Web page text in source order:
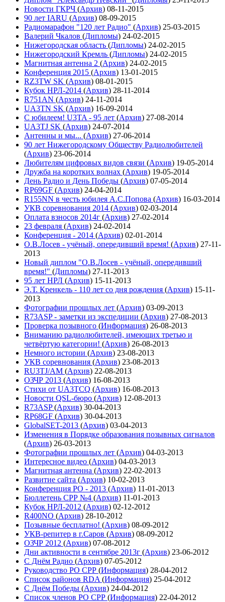
Новости ГКРЧ (Архив) 08-11-2015
90 лет IARU (Архив) 08-09-2015
Радиомарафон "120 лет Радио" (Архив) 25-03-2015
Валерий Чкалов (Дипломы) 24-02-2015
Нижегородская область (Дипломы) 24-02-2015
Нижегородский Кремль (Дипломы) 24-02-2015
Магнитная антенна 2 (Архив) 24-02-2015
Конференция 2015 (Архив) 13-01-2015
RZ3TW SK (Архив) 08-01-2015
Кубок НРЛ-2014 (Архив) 28-11-2014
R751AN (Архив) 24-11-2014
UA3TN SK (Архив) 16-09-2014
С юбилеем! U3TA - 95 лет (Архив) 27-08-2014
UA3TJ SK (Архив) 24-07-2014
Антенны и мы... (Архив) 27-06-2014
90 лет Нижегородскому Обществу Радиолюбителей
(Архив) 23-06-2014
Любителям цифровых видов связи (Архив) 19-05-2014
Дружба на коротких волнах (Архив) 19-05-2014
День Радио и День Победы (Архив) 07-05-2014
RP69GF (Архив) 24-04-2014
R155NN в честь юбилея А.С.Попова (Архив) 16-03-2014
УКВ соревнования 2014 (Архив) 02-03-2014
Оплата взносов 2014г (Архив) 27-02-2014
23 февраля (Архив) 24-02-2014
Конференция - 2014 (Архив) 02-01-2014
О.В.Лосев - учёный, опередивший время! (Архив) 27-11-
2013
Новый диплом "О.В.Лосев - учёный, опередивший
время!" (Дипломы) 27-11-2013
95 лет НРЛ (Архив) 15-11-2013
Э.Т. Кренкель - 110 лет со дня рождения (Архив) 15-11-
2013
Фотографии прошлых лет (Архив) 03-09-2013
R73ASP - заметки из экспедиции (Архив) 27-08-2013
Проверка позывного (Информация) 26-08-2013
Вниманию радиолюбителей, имеющих третью и
четвёртую категории! (Архив) 26-08-2013
Немного истории (Архив) 23-08-2013
УКВ соревнования (Архив) 23-08-2013
RU3TJ/AM (Архив) 22-08-2013
ОЗЧР 2013 (Архив) 16-08-2013
Стихи от UA3TCQ (Архив) 16-08-2013
Новости QSL-бюро (Архив) 12-08-2013
R73ASP(Архив) 30-04-2013
RP68GF (Архив) 30-04-2013
GlobalSET-2013 (Архив) 03-04-2013
Изменения в Порядке образования позывных сигналов
(Архив) 26-03-2013
Фотографии прошлых лет (Архив) 04-03-2013
Интересное видео (Архив) 04-03-2013
Магнитная антенна (Архив) 22-02-2013
Развитие сайта (Архив) 10-02-2013
Конференция РО - 2013 (Архив) 11-01-2013
Бюллетень СРР №4 (Архив) 11-01-2013
Кубок НРЛ-2012 (Архив) 02-12-2012
R400NO (Архив) 28-10-2012
Позывные бесплатно! (Архив) 08-09-2012
УКВ-репитер в г.Саров (Архив) 08-09-2012
ОЗЧР 2012 (Архив) 07-08-2012
Дни активности в сентябре 2013г (Архив) 23-06-2012
С Днём Радио (Архив) 07-05-2012
Руководство РО СРР (Информация) 28-04-2012
Список районов RDA (Информация) 25-04-2012
С Днём Победы (Архив) 24-04-2012
Список членов РО СРР (Информация) 22-04-2012